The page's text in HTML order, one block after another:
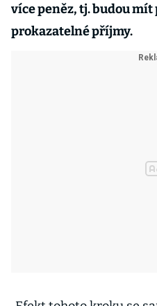
více peněz, tj. budou
prokazatelné příjmy.